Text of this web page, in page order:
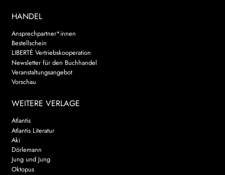
HANDEL
Ansprechpartner*innen
Bestellschein
LIBERTÉ Vertriebskooperation
Newsletter für den Buchhandel
Veranstaltungsangebot
Vorschau
WEITERE VERLAGE
Atlantis
Atlantis Literatur
Aki
Dörlemann
Jung und Jung
Oktopus